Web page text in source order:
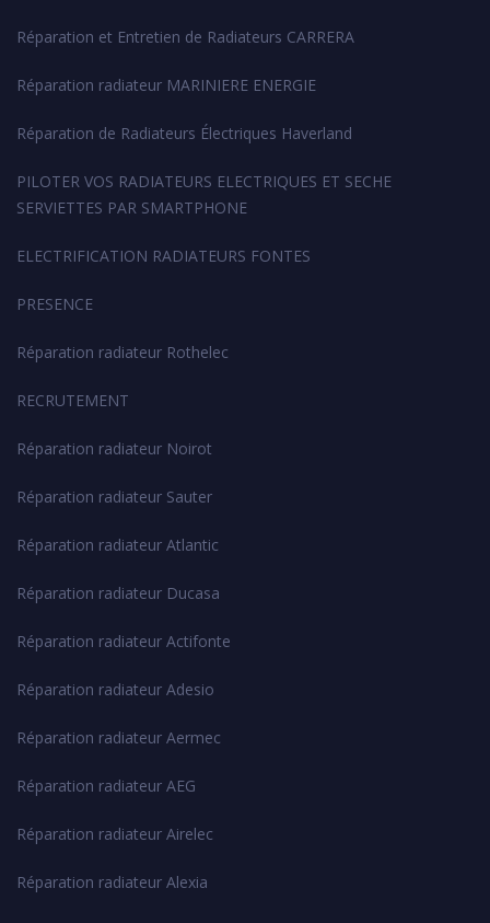
Réparation et Entretien de Radiateurs CARRERA
Réparation radiateur MARINIERE ENERGIE
Réparation de Radiateurs Électriques Haverland
PILOTER VOS RADIATEURS ELECTRIQUES ET SECHE
SERVIETTES PAR SMARTPHONE
ELECTRIFICATION RADIATEURS FONTES
PRESENCE
Réparation radiateur Rothelec
RECRUTEMENT
Réparation radiateur Noirot
Réparation radiateur Sauter
Réparation radiateur Atlantic
Réparation radiateur Ducasa
Réparation radiateur Actifonte
Réparation radiateur Adesio
Réparation radiateur Aermec
Réparation radiateur AEG
Réparation radiateur Airelec
Réparation radiateur Alexia